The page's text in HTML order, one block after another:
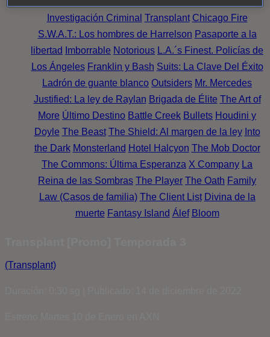
Investigación Criminal Transplant Chicago Fire
S.W.A.T.: Los hombres de Harrelson Pasaporte a la
libertad
Imborrable Notorious L.A.´s Finest. Policías de
Los Ángeles Franklin y Bash Suits: La Clave Del Éxito
Ladrón de guante blanco Outsiders Mr. Mercedes
Justified: La ley de Raylan Brigada de Élite The Art of
More Último Destino Battle Creek Bullets Houdini y
Doyle The Beast The Shield: Al margen de la ley Into
the Dark Monsterland Hotel Halcyon The Mob Doctor
The Commons: Última Esperanza X Company La
Reina de las Sombras The Player The Oath Family
Law (Casos de familia) The Client List Divina de la
muerte Fantasy Island Álef Bloom
(Transplant)